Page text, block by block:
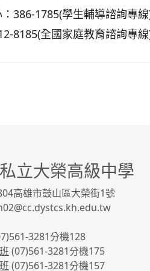
386-1785(學生輔導諮詢專
8185(全國家庭教育諮詢專
立大榮高級中學
高雄市鼓山區大榮街1號
3281分機128
(07)561-3281分機175
(07)561-3281分機157